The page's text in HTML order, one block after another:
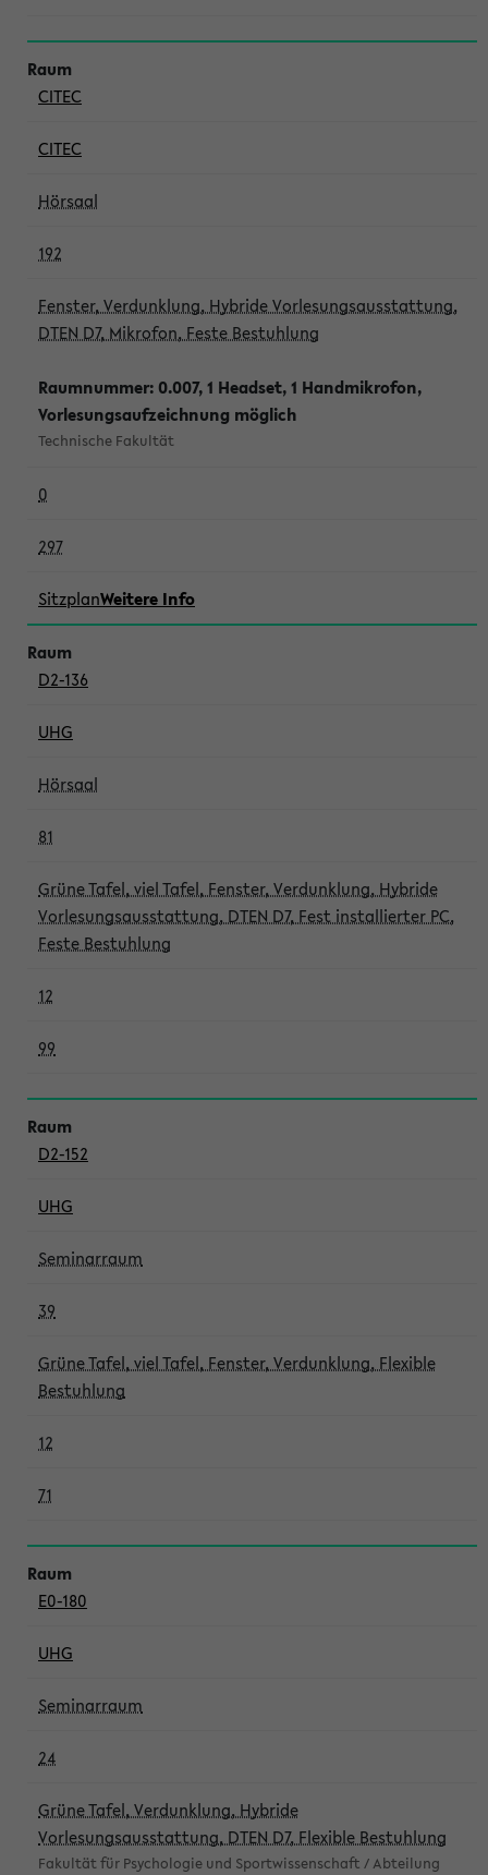
CITEC
CITEC
Hörsaal
192
Fenster, Verdunklung, Hybride Vorlesungsausstattung,
DTEN D7, Mikrofon, Feste Bestuhlung
Raumnummer: 0.007, 1 Headset, 1 Handmikrofon,
Vorlesungsaufzeichnung möglich
Technische Fakultät
0
297
SitzplanWeitere Info
D2-136
UHG
Hörsaal
81
Grüne Tafel, viel Tafel, Fenster, Verdunklung, Hybride
Vorlesungsausstattung, DTEN D7, Fest installierter PC,
Feste Bestuhlung
12
99
D2-152
UHG
Seminarraum
39
Grüne Tafel, viel Tafel, Fenster, Verdunklung, Flexible
Bestuhlung
12
71
E0-180
UHG
Seminarraum
24
Grüne Tafel, Verdunklung, Hybride
Vorlesungsausstattung, DTEN D7, Flexible Bestuhlung
Fakultät für Psychologie und Sportwissenschaft / Abteilung